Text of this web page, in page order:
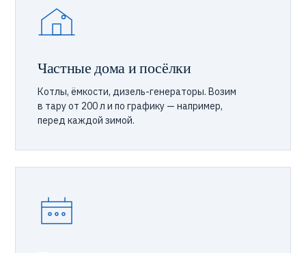
Частные дома и посёлки
Котлы, ёмкости, дизель-генераторы. Возим
в тару от 200 л и по графику — например,
перед каждой зимой.